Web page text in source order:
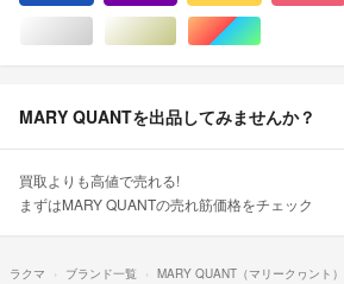
シルバー/銀色系ゴールド/金色系マルチカラー
MARY QUANTを出品してみませんか？
買取よりも高値で売れる!
まずはMARY QUANTの売れ筋価格をチェック
ラクマ ブランド一覧 MARY QUANT（マリークヮント）